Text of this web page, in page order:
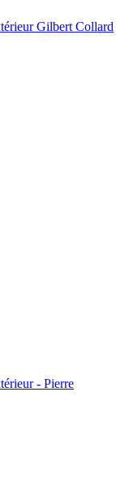
Gilbert Collard
- Pierre